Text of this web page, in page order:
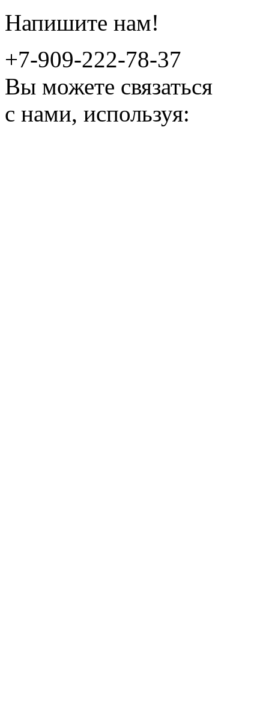
Напишите нам!
+7-909-222-78-37
Вы можете связаться
с нами, используя: